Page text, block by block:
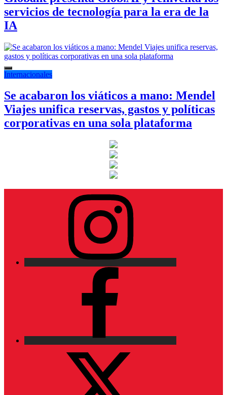
servicios de tecnología para la era de la
IA
Internacionales
Se acabaron los viáticos a mano: Mendel
Viajes unifica reservas, gastos y políticas
corporativas en una sola plataforma